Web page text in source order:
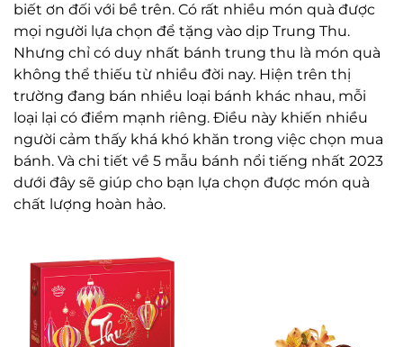
biết ơn đối với bề trên. Có rất nhiều món quà được
mọi người lựa chọn để tặng vào dịp Trung Thu.
Nhưng chỉ có duy nhất bánh trung thu là món quà
không thể thiếu từ nhiều đời nay. Hiện trên thị
trường đang bán nhiều loại bánh khác nhau, mỗi
loại lại có điểm mạnh riêng. Điều này khiến nhiều
người cảm thấy khá khó khăn trong việc chọn mua
bánh. Và chi tiết về 5 mẫu bánh nổi tiếng nhất 2023
dưới đây sẽ giúp cho bạn lựa chọn được món quà
chất lượng hoàn hảo.